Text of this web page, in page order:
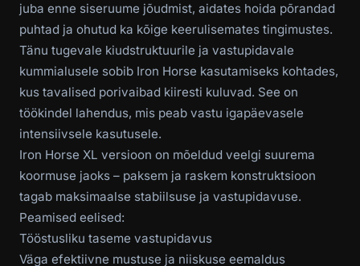
juba enne siseruume jõudmist, aidates hoida põrandad
puhtad ja ohutud ka kõige keerulisemates tingimustes.
Tänu tugevale kiudstruktuurile ja vastupidavale
kummialusele sobib Iron Horse kasutamiseks kohtades,
kus tavalised porivaibad kiiresti kuluvad. See on
töökindel lahendus, mis peab vastu igapäevasele
intensiivsele kasutusele.
Iron Horse XL versioon on mõeldud veelgi suurema
koormuse jaoks – paksem ja raskem konstruktsioon
tagab maksimaalse stabiilsuse ja vastupidavuse.
Peamised eelised:
Tööstusliku taseme vastupidavus
Väga efektiivne mustuse ja niiskuse eemaldus